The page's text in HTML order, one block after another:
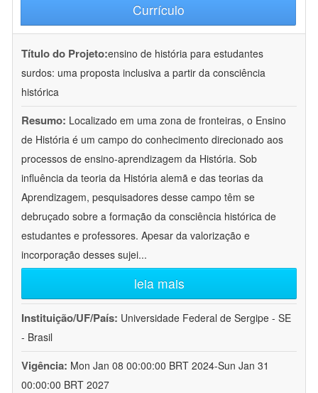
Currículo
Título do Projeto:ensino de história para estudantes
surdos: uma proposta inclusiva a partir da consciência
histórica
Resumo: Localizado em uma zona de fronteiras, o Ensino
de História é um campo do conhecimento direcionado aos
processos de ensino-aprendizagem da História. Sob
influência da teoria da História alemã e das teorias da
Aprendizagem, pesquisadores desse campo têm se
debruçado sobre a formação da consciência histórica de
estudantes e professores. Apesar da valorização e
incorporação desses sujei...
leia mais
Instituição/UF/País: Universidade Federal de Sergipe - SE
- Brasil
Vigência: Mon Jan 08 00:00:00 BRT 2024-Sun Jan 31
00:00:00 BRT 2027